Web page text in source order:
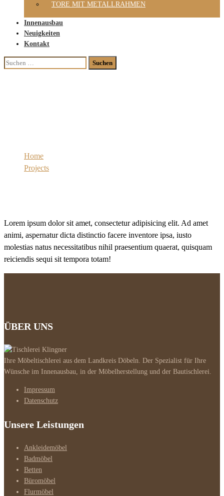
TORE MIT METALLRAHMEN
Innenausbau
Neuigkeiten
Kontakt
Suchen
nach:
Home
Projects
Lorem ipsum dolor sit amet, consectetur adipisicing elit. Ad amet
animi, aspernatur dicta distinctio facere inventore ipsa, iusto
molestias natus necessitatibus nihil praesentium quaerat, quisquam
reiciendis sequi sit tempora totam!
ÜBER UNS
Ihre Möbeltischlerei aus dem Landkreis Döbeln. Der Spezialist für Ihre
Wünsche im Innenausbau, in der Möbelherstellung und der Bautischlerei.
Impressum
Datenschutz
Unsere Leistungen
Ankleidemöbel
Badmöbel
Betten
Büromöbel
Flurmöbel